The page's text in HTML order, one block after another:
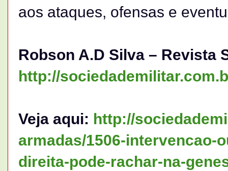
aos ataques, ofensas e
Robson A.D Silva – Revista
http://
Veja aqui: http://
armadas/1506-intervencao-
direita-pode-rachar-na-